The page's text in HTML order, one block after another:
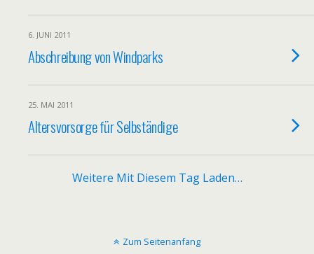
6. JUNI 2011
Abschreibung von Windparks
25. MAI 2011
Altersvorsorge für Selbständige
Weitere Mit Diesem Tag Laden…
Zum Seitenanfang